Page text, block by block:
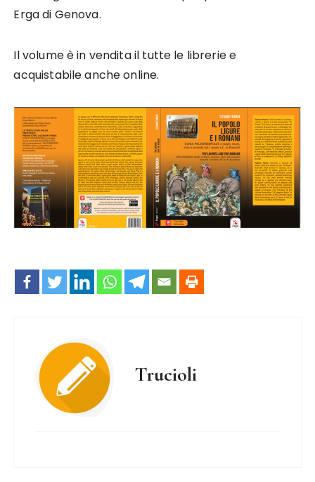
Erga di Genova.
Il volume è in vendita il tutte le librerie e
acquistabile anche online.
Trucioli